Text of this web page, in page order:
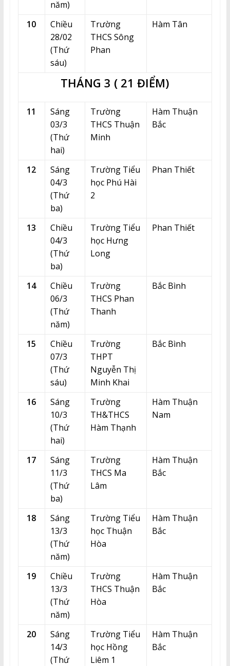
năm)
10
Chiều
28/02
(Thứ
sáu)
Trường
THCS Sông
Phan
Hàm Tân
THÁNG 3 ( 21 ĐIỂM)
11
Sáng
03/3
(Thứ
hai)
Trường
THCS Thuận
Minh
Hàm Thuận
Bắc
12
Sáng
04/3
(Thứ
ba)
Trường Tiểu
học Phú Hài
2
Phan Thiết
13
Chiều
04/3
(Thứ
ba)
Trường Tiểu
học Hưng
Long
Phan Thiết
14
Chiều
06/3
(Thứ
năm)
Trường
THCS Phan
Thanh
Bắc Bình
15
Chiều
07/3
(Thứ
sáu)
Trường
THPT
Nguyễn Thị
Minh Khai
Bắc Bình
16
Sáng
10/3
(Thứ
hai)
Trường
TH&THCS
Hàm Thạnh
Hàm Thuận
Nam
17
Sáng
11/3
(Thứ
ba)
Trường
THCS Ma
Lâm
Hàm Thuận
Bắc
18
Sáng
13/3
(Thứ
năm)
Trường Tiểu
học Thuận
Hòa
Hàm Thuận
Bắc
19
Chiều
13/3
(Thứ
năm)
Trường
THCS Thuận
Hòa
Hàm Thuận
Bắc
20
Sáng
14/3
(Thứ
Trường Tiểu
học Hồng
Liêm 1
Hàm Thuận
Bắc